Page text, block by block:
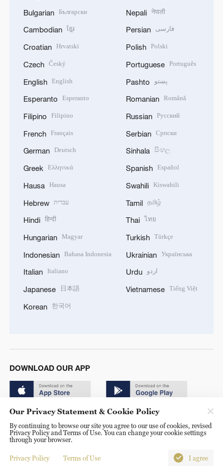
Bulgarian Български
Cambodian ខ្មែរ
Croatian Hrvatski
Czech Český
English English
Esperanto Esperanto
Filipino Filipino
French Français
German Deutsch
Greek Ελληνικά
Hausa Hausa
Hebrew עברית
Hindi हिन्दी
Hungarian Magyar
Indonesian Bahasa Indonesia
Italian Italiano
Japanese 日本語
Korean 한국어
Nepali नेपाली
Persian فارسی
Polish Polski
Portuguese Português
Pashto پښتو
Romanian Română
Russian Русский
Serbian Српски
Sinhala සිංහල
Spanish Español
Swahili Kiswahili
Tamil தமிழ்
Thai ไทย
Turkish Türkçe
Ukrainian Українська
Urdu اردو
Vietnamese Tiếng Việt
DOWNLOAD OUR APP
© China Radio International.CRI. All Rights Reserved. 16A
Shijingshan Road, Beijing, China. 100040
Our Privacy Statement & Cookie Policy
By continuing to browse our site you agree to our use of cookies, revised
Privacy Policy and Terms of Use. You can change your cookie settings
through your browser.
Privacy Policy Terms of Use I agree